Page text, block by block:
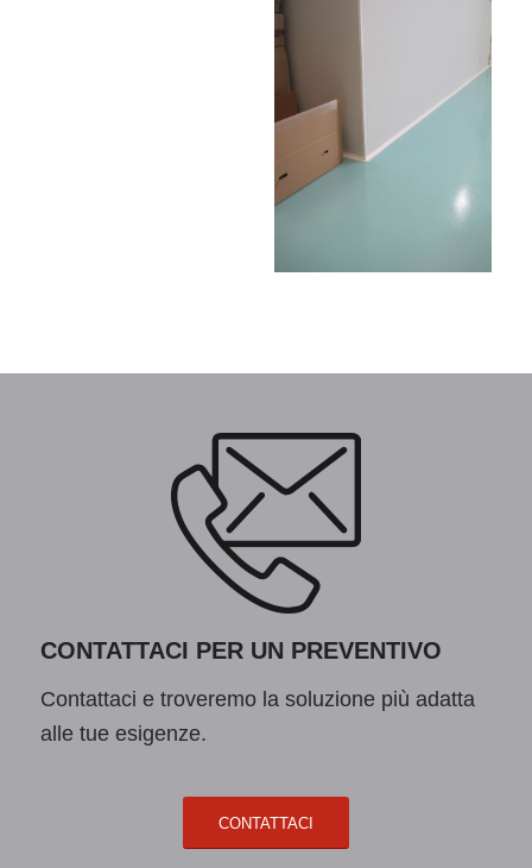
CONTATTACI PER UN PREVENTIVO
Contattaci e troveremo la soluzione più adatta
alle tue esigenze.
CONTATTACI